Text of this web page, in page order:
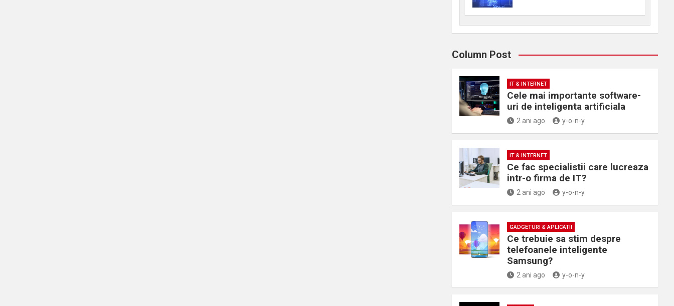
Column Post
IT & INTERNET
Cele mai importante software-
uri de inteligenta artificiala
2 ani ago y-o-n-y
IT & INTERNET
Ce fac specialistii care lucreaza
intr-o firma de IT?
2 ani ago y-o-n-y
GADGETURI & APLICATII
Ce trebuie sa stim despre
telefoanele inteligente
Samsung?
2 ani ago y-o-n-y